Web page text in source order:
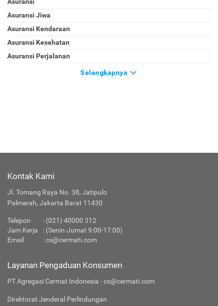
Asuransi
Asuransi Jiwa
Asuransi Kendaraan
Asuransi Kesehatan
Asuransi Perjalanan
Selengkapnya
Kontak Kami
Jl. Tomang Raya No. 38, Jatipulo
Palmerah, Jakarta Barat 11430
Telepon : (021) 40000 312
Jam Kerja
: (Senin-Jumat 9:00-17:00)
Email
:cs@cermati.com
Layanan Pengaduan Konsumen
PT Agregasi Cermat Indonesia - cs@cermati.com
Direktorat Jenderal Perlindungan